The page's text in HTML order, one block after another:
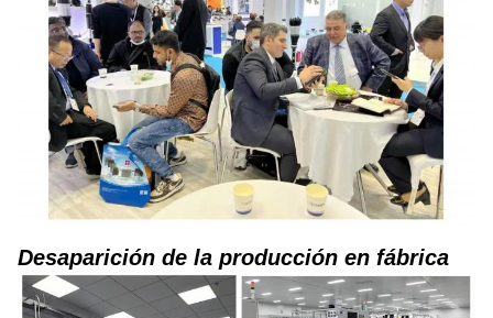
Desaparición de la producción en fábrica